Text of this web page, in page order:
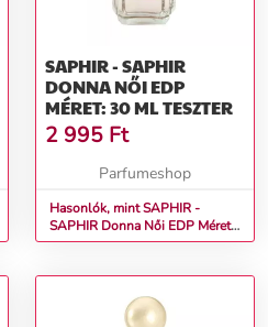
SAPHIR - SAPHIR
DONNA NŐI EDP
MÉRET: 30 ML TESZTER
2 995 Ft
Parfumeshop
Hasonlók, mint SAPHIR -
SAPHIR Donna Női EDP Méret:
30 ml teszter